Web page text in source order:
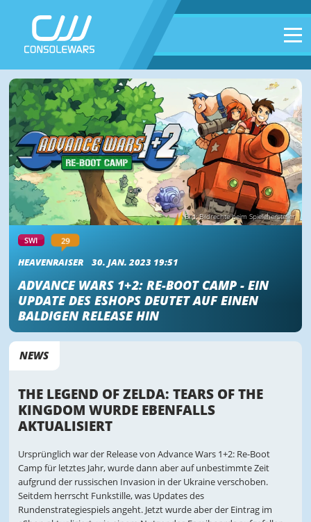
Bild: Bildrechte beim Spielehersteller
SWI 29
HEAVENRAISER 30. JAN. 2023 19:51
ADVANCE WARS 1+2: RE-BOOT CAMP - EIN
UPDATE DES ESHOPS DEUTET AUF EINEN
BALDIGEN RELEASE HIN
NEWS
THE LEGEND OF ZELDA: TEARS OF THE
KINGDOM WURDE EBENFALLS
AKTUALISIERT
Ursprünglich war der Release von Advance Wars 1+2: Re-Boot
Camp für letztes Jahr, wurde dann aber auf unbestimmte Zeit
aufgrund der russischen Invasion in der Ukraine verschoben.
Seitdem herrscht Funkstille, was Updates des
Rundenstrategiespiels angeht. Jetzt wurde aber der Eintrag im